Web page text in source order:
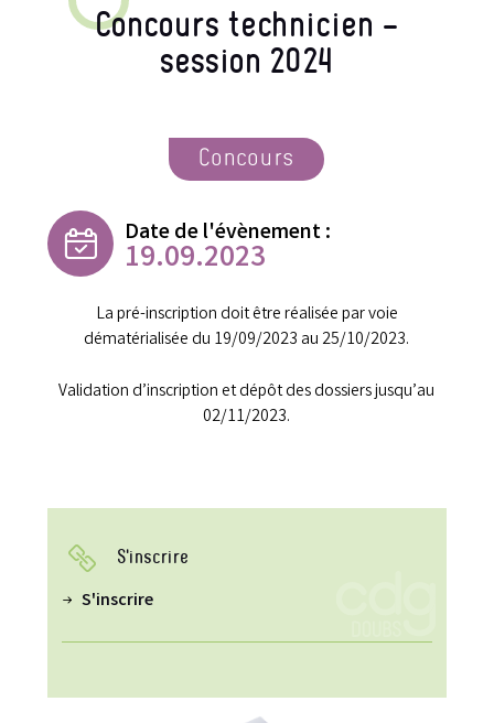
Concours technicien –
session 2024
Concours
Date de l'évènement :
19.09.2023
La pré-inscription doit être réalisée par voie
dématérialisée du 19/09/2023 au 25/10/2023.
Validation d’inscription et dépôt des dossiers jusqu’au
02/11/2023.
S'inscrire
S'inscrire